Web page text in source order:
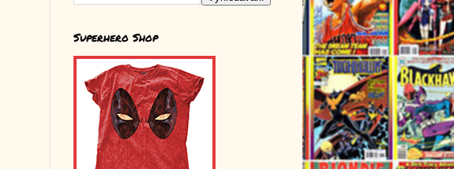
Superhero Shop